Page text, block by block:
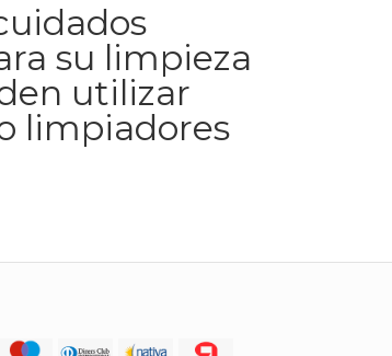
su limpieza
utilizar
limpiadores